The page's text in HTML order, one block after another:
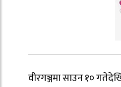
वीरगञ्जमा साउन १०